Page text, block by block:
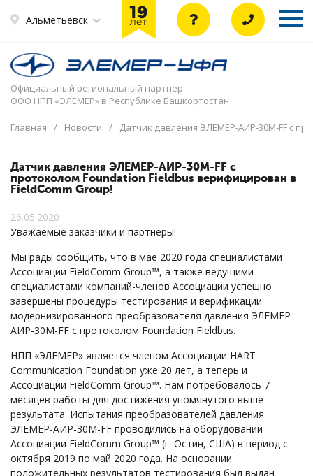
Альметьевск
Официальный региональный партнер
ООО НПП «ЭЛЕМЕР» в Республике Башкортостан
Главная / Новости / Датчик давления ЭЛЕМЕР-АИР-30М-FF c
Датчик давления ЭЛЕМЕР-АИР-30М-FF c
протоколом Foundation Fieldbus верифицирован в
FieldComm Group!
26.05.2020
Уважаемые заказчики и партнеры!
Мы рады сообщить, что в мае 2020 года специалистами
Ассоциации FieldComm Group™, а также ведущими
специалистами компаний-членов Ассоциации успешно
завершены процедуры тестирования и верификации
модернизированного преобразователя давления ЭЛЕМЕР-
АИР-30М-FF c протоколом Foundation Fieldbus.
НПП «ЭЛЕМЕР» является членом Ассоциации HART
Communication Foundation уже 20 лет, а теперь и
Ассоциации FieldComm Group™. Нам потребовалось 7
месяцев работы для достижения упомянутого выше
результата. Испытания преобразователей давления
ЭЛЕМЕР-АИР-30М-FF проводились на оборудовании
Ассоциации FieldComm Group™ (г. Остин, США) в период c
октября 2019 по май 2020 года. На основании
положительных результатов тестирования был выдан